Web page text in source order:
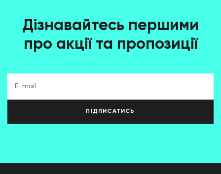
Дізнавайтесь першими
про акції та пропозиції
ПІДПИСАТИСЬ